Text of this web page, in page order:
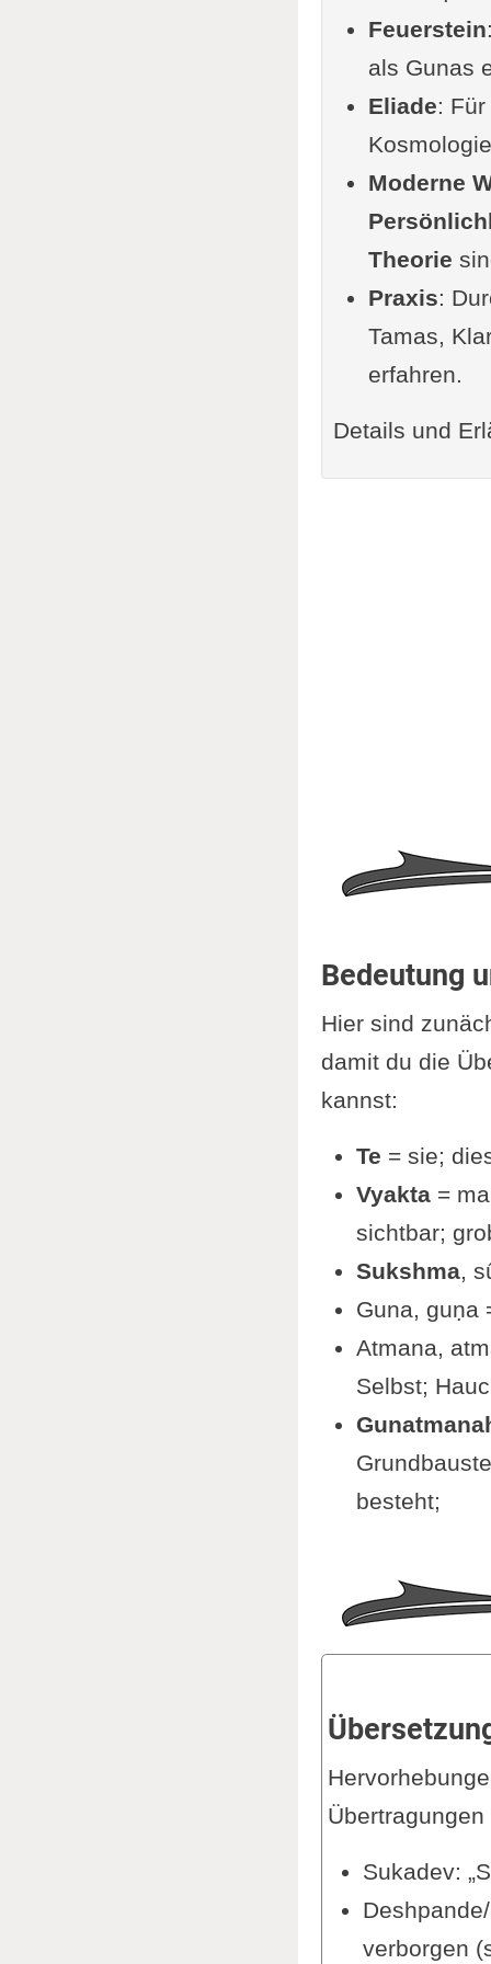
Vyāsa
Siehe
Videos
Beliebt &
Alte
Feuerstein
als Gunas
Eliade:
Moderne
Theorie
Praxis:
Tamas,
erfahren.
Details und
Bedeutung
Hier sind
damit du die
kannst:
Te = sie;
Vyakta=
sichtbar;
Sukshma,
Guna, guṇa
Atmana,
Selbst;
besteht;
Sukadev:
verborgen